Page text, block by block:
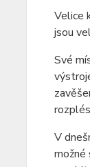
Velice
jsou
Své
V
možné